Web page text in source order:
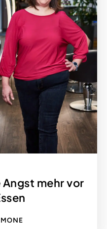
mehr vor